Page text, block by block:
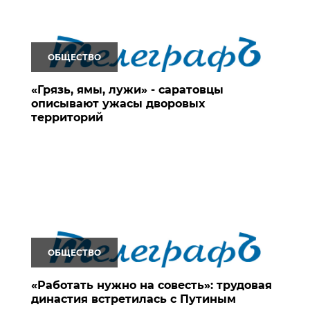
ОБЩЕСТВО
«Грязь, ямы, лужи» - саратовцы
описывают ужасы дворовых
территорий
ОБЩЕСТВО
«Работать нужно на совесть»: трудовая
династия встретилась с Путиным